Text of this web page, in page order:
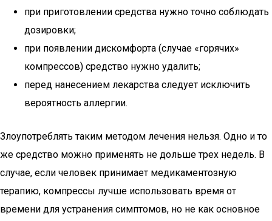
при приготовлении средства нужно точно соблюдать
дозировки;
при появлении дискомфорта (случае «горячих»
компрессов) средство нужно удалить;
перед нанесением лекарства следует исключить
вероятность аллергии.
Злоупотреблять таким методом лечения нельзя. Одно и то
же средство можно применять не дольше трех недель. В
случае, если человек принимает медикаментозную
терапию, компрессы лучше использовать время от
времени для устранения симптомов, но не как основное